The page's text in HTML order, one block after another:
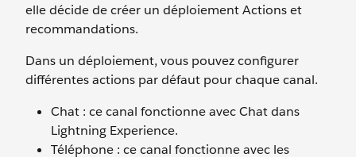
elle décide de créer un déploiement Actions et
recommandations.
Dans un déploiement, vous pouvez configurer
différentes actions par défaut pour chaque canal.
Chat : ce canal fonctionne avec Chat dans
Lightning Experience.
Téléphone : ce canal fonctionne avec les